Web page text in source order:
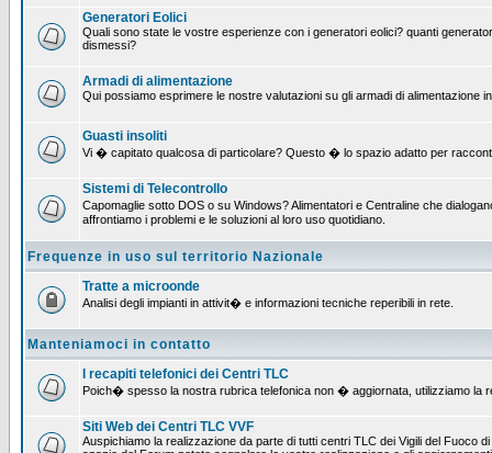
Generatori Eolici
Quali sono state le vostre esperienze con i generatori eolici? quanti
dismessi?
Armadi di alimentazione
Qui possiamo esprimere le nostre valutazioni su gli armadi di alimentazione
Guasti insoliti
Vi � capitato qualcosa di particolare? Questo � lo spazio adatto per
Sistemi di Telecontrollo
Capomaglie sotto DOS o su Windows? Alimentatori e Centraline che
affrontiamo i problemi e le soluzioni al loro uso quotidiano.
Frequenze in uso sul territorio Nazionale
Tratte a microonde
Analisi degli impianti in attivit� e informazioni tecniche reperibili in rete.
Manteniamoci in contatto
I recapiti telefonici dei Centri TLC
Poich� spesso la nostra rubrica telefonica non � aggiornata, utilizziamo la
Siti Web dei Centri TLC VVF
Auspichiamo la realizzazione da parte di tutti centri TLC dei Vigili del Fuoco